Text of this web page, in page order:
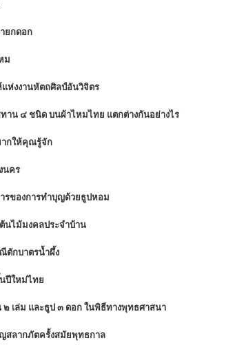
ยกดอก
ม
แห่งงานหัตถศิลป์อันวิจิตร
าน ๔ ชนิด บนผ้าไหมไทย แตกต่างกันอย่างไร
กให้คุณรู้จัก
นคร
รของการทำบุญด้วยธูปหอม
นไม้มงคลประจำบ้าน
ตักบาตรน้ำผึ้ง
ปีใหม่ไทย
๒ เล่ม และธูป ๓ ดอก ในพิธีทางพุทธศาสนา
สลากภัตครั้งสมัยพุทธกาล